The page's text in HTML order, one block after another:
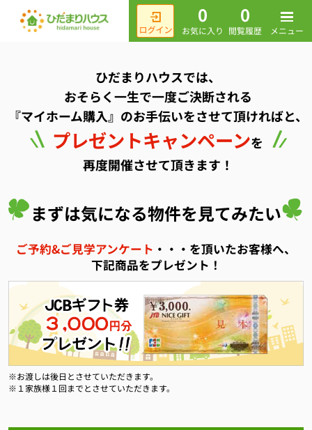
0
お気に入り
0
閲覧履歴 メニュー
ひだまりハウスでは、
おそらく一生で一度ご決断される
『マイホーム購入』のお手伝いをさせて頂ければと、
プレゼントキャンペーンを
再度開催させて頂きます！
まずは気になる物件を見てみたい
ご予約&ご見学アンケート ・・・を頂いたお客様へ、
下記商品をプレゼント！
※お渡しは後日とさせていただきます。
※１家族様１回までとさせていただきます。